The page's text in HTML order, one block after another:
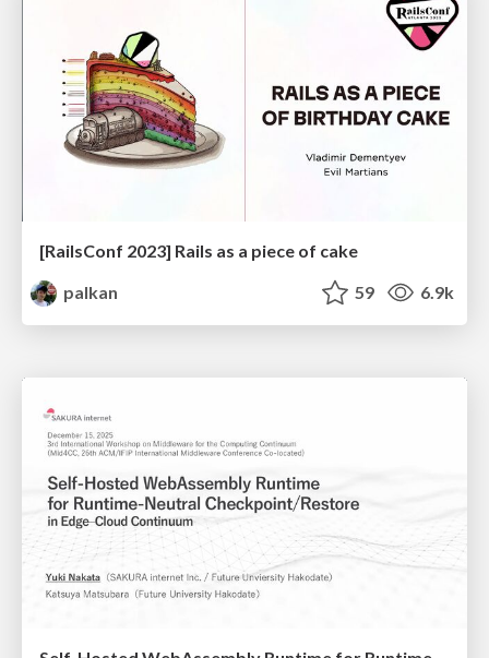
[RailsConf 2023] Rails as a piece of cake
palkan
59 6.9k